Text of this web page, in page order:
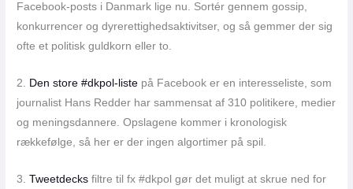
Facebook-posts i Danmark lige nu. Sortér gennem gossip,
konkurrencer og dyrerettighedsaktivitser, og så gemmer der sig
ofte et politisk guldkorn eller to.
2. Den store #dkpol-liste på Facebook er en interesseliste, som
journalist Hans Redder har sammensat af 310 politikere, medier
og meningsdannere. Opslagene kommer i kronologisk
rækkefølge, så her er der ingen algortimer på spil.
3.Tweetdecks filtre til fx #dkpol gør det muligt at skrue ned for